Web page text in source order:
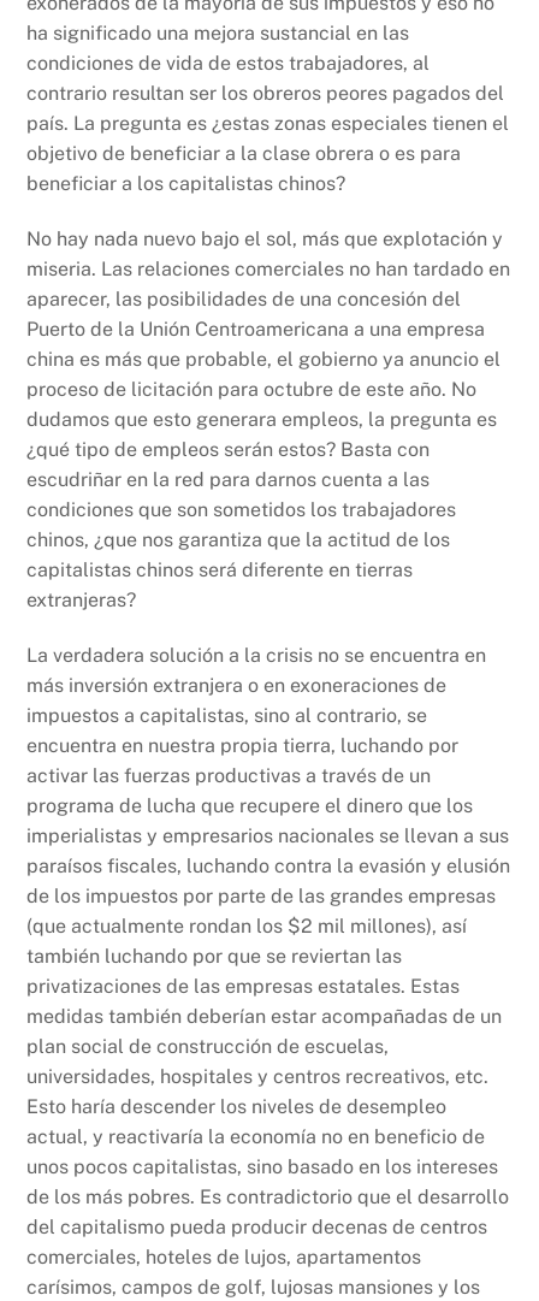
ha significado una mejora sustancial en las
condiciones de vida de estos trabajadores, al
contrario resultan ser los obreros peores pagados del
país. La pregunta es ¿estas zonas especiales tienen el
objetivo de beneficiar a la clase obrera o es para
beneficiar a los capitalistas chinos?
No hay nada nuevo bajo el sol, más que explotación y
miseria. Las relaciones comerciales no han tardado en
aparecer, las posibilidades de una concesión del
Puerto de la Unión Centroamericana a una empresa
china es más que probable, el gobierno ya anuncio el
proceso de licitación para octubre de este año. No
dudamos que esto generara empleos, la pregunta es
¿qué tipo de empleos serán estos? Basta con
escudriñar en la red para darnos cuenta a las
condiciones que son sometidos los trabajadores
chinos, ¿que nos garantiza que la actitud de los
capitalistas chinos será diferente en tierras
extranjeras?
La verdadera solución a la crisis no se encuentra en
más inversión extranjera o en exoneraciones de
impuestos a capitalistas, sino al contrario, se
encuentra en nuestra propia tierra, luchando por
activar las fuerzas productivas a través de un
programa de lucha que recupere el dinero que los
imperialistas y empresarios nacionales se llevan a sus
paraísos fiscales, luchando contra la evasión y elusión
de los impuestos por parte de las grandes empresas
(que actualmente rondan los $2 mil millones), así
también luchando por que se reviertan las
privatizaciones de las empresas estatales. Estas
medidas también deberían estar acompañadas de un
plan social de construcción de escuelas,
universidades, hospitales y centros recreativos, etc.
Esto haría descender los niveles de desempleo
actual, y reactivaría la economía no en beneficio de
unos pocos capitalistas, sino basado en los intereses
de los más pobres. Es contradictorio que el desarrollo
del capitalismo pueda producir decenas de centros
comerciales, hoteles de lujos, apartamentos
carísimos, campos de golf, lujosas mansiones y los